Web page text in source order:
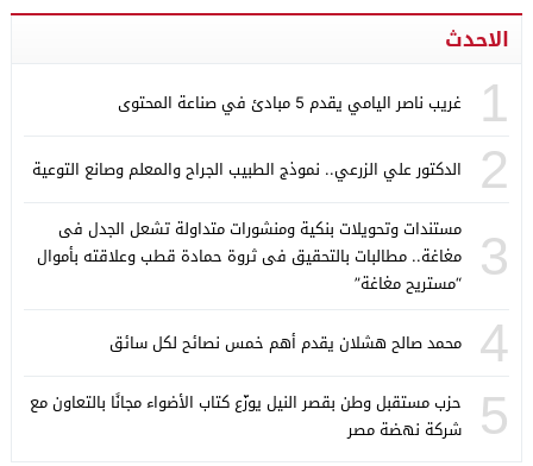
الاحدث
1 غريب ناصر اليامي يقدم 5 مبادئ في صناعة المحتوى
2 الدكتور علي الزرعي.. نموذج الطبيب الجراح والمعلم وصانع التوعية
3
مستندات وتحويلات بنكية ومنشورات متداولة تشعل الجدل فى
مغاغة.. مطالبات بالتحقيق فى ثروة حمادة قطب وعلاقته بأموال
“مستريح مغاغة”
4 محمد صالح هشلان يقدم أهم خمس نصائح لكل سائق
5
حزب مستقبل وطن بقصر النيل يوزّع كتاب الأضواء مجانًا بالتعاون مع
شركة نهضة مصر